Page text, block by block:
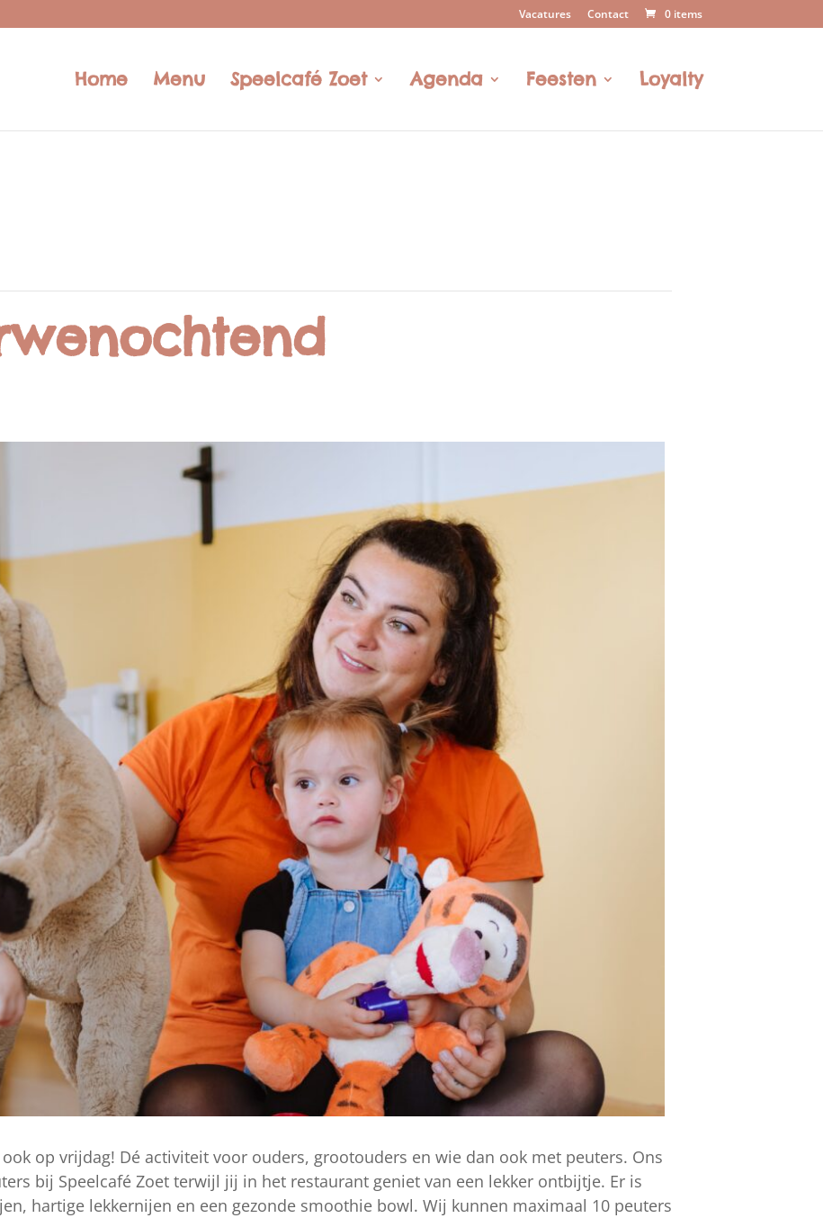
Vacatures Contact 0 items
Home Menu Speelcafé Zoet Agenda Feesten Loyalty
op vrijdag! Dé activiteit voor ouders, grootouders en wie dan ook met peuters. Ons
bij Speelcafé Zoet terwijl jij in het restaurant geniet van een lekker ontbijtje. Er is
hartige lekkernijen en een gezonde smoothie bowl. Wij kunnen maximaal 10 peuters